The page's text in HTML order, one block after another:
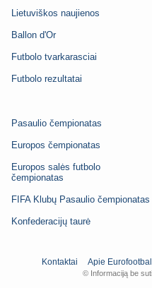
Lietuviškos naujienos
Ballon d'Or
Futbolo tvarkarasciai
Futbolo rezultatai
Pasaulio čempionatas
Europos čempionatas
Europos salės futbolo
čempionatas
FIFA Klubų Pasaulio čempionatas
Konfederacijų taurė
Kontaktai Apie Eurofootball
© Informaciją be